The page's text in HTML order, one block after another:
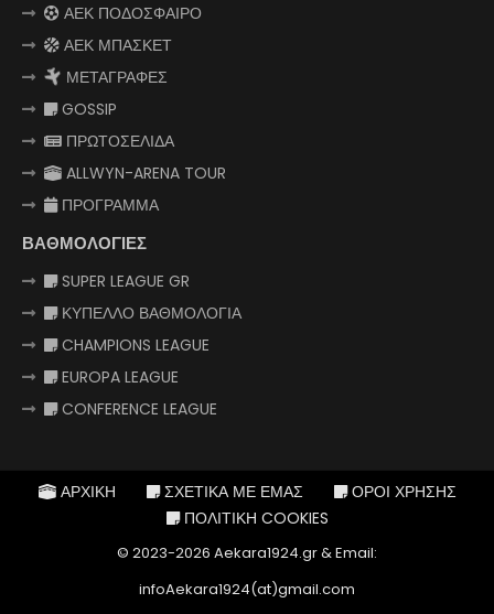
ΑΕΚ ΠΟΔΟΣΦΑΙΡΟ
ΑΕΚ ΜΠΑΣΚΕΤ
ΜΕΤΑΓΡΑΦΕΣ
GOSSIP
ΠΡΩΤΟΣΕΛΙΔΑ
ALLWYN-ARENA TOUR
ΠΡΟΓΡΑΜΜΑ
ΒΑΘΜΟΛΟΓΙΕΣ
SUPER LEAGUE GR
ΚΥΠΕΛΛΟ ΒΑΘΜΟΛΟΓΙΑ
CHAMPIONS LEAGUE
EUROPA LEAGUE
CONFERENCE LEAGUE
ΑΡΧΙΚΗ ΣΧΕΤΙΚΑ ΜΕ ΕΜΑΣ
ΟΡΟΙ ΧΡΗΣΗΣ
ΠΟΛΙΤΙΚΗ COOKIES
© 2023-2026 Aekara1924.gr & Email:
infoAekara1924(at)gmail.com